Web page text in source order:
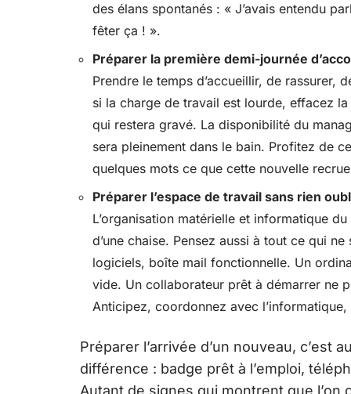
des élans spontanés : « J’avais entendu
fêter ça ! ».
Préparer la première demi-journée
Prendre le temps d’accueillir, de rassurer,
si la charge de travail est lourde, effacez
qui restera gravé. La disponibilité du
sera pleinement dans le bain. Profitez de
quelques mots ce que cette nouvelle
Préparer l’espace de travail sans rien
L’organisation matérielle et informatique
d’une chaise. Pensez aussi à tout ce qui
logiciels, boîte mail fonctionnelle. Un
vide. Un collaborateur prêt à démarrer ne
Anticipez, coordonnez avec
Préparer l’arrivée d’un nouveau, c’est
différence : badge prêt à l’emploi,
Autant de signes qui montrent que